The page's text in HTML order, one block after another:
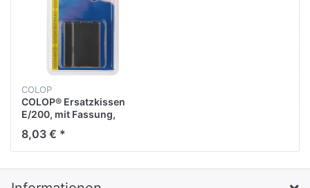
COLOP
COLOP® Ersatzkissen
E/200, mit Fassung,
Stück)
8,03 € *